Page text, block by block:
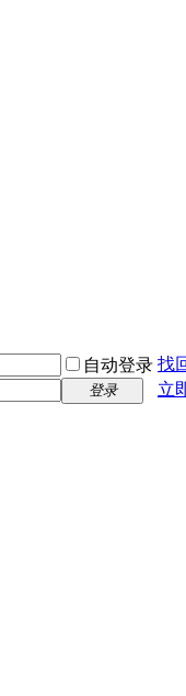
自动登录 找
登录
立